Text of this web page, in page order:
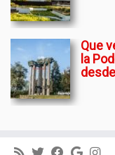
Que
la